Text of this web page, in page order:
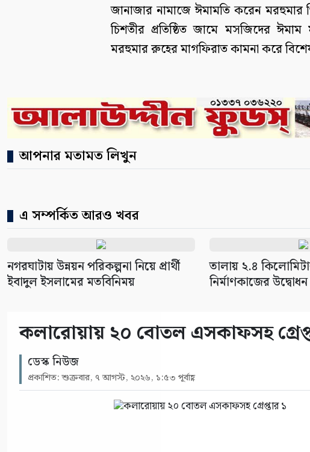
জানাজার নামাজে ঈমামতি করেন মরহুমার
চিশতীর প্রতিষ্ঠিত জামে মসজিদের
মরহুমার রুহের মাগফিরাত কামনা করে
আপনার মতামত লিখুন
এ সম্পর্কিত আরও খবর
নগরঘাটায় উন্নয়ন পরিকল্পনা নিয়ে প্রার্থী
ইবাদুল ইসলামের মতবিনিময়
তালায় ২.৪
নির্মাণকাজের উদ্বোধন
কলারোয়ায় ২০ বোতল এসকাফসহ
ডেস্ক নিউজ
প্রকাশিত: শুক্রবার, ৭ আগস্ট, ২০২৬, ১:৫৩ পূর্বাহ্ণ